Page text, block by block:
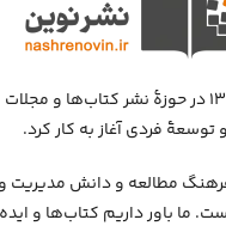
نشر نوین از سال ۱۳۹۲ در حوزهٔ نشر کتاب‌ها و مجلات
فردی آغاز به کار کرد.
مطالعه و دانش مدیریت و
ما باور داریم کتاب‌ها و